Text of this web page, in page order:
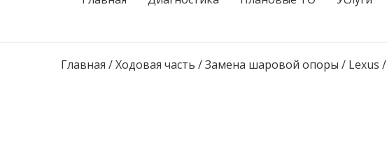
Главная /Ходовая часть /Замена шаровой опоры / Lexus /